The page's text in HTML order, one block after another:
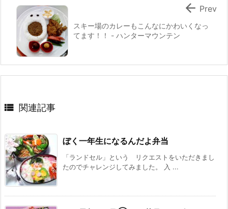
スキー場のカレーもこんなにかわいくなっ
てます！！ - ハンターマウンテン
 Prev
 関連記事
ぼく一年生になるんだよ弁当
「ランドセル」という リクエストをいただきまし
たのでチャレンジしてみました。 入 ...